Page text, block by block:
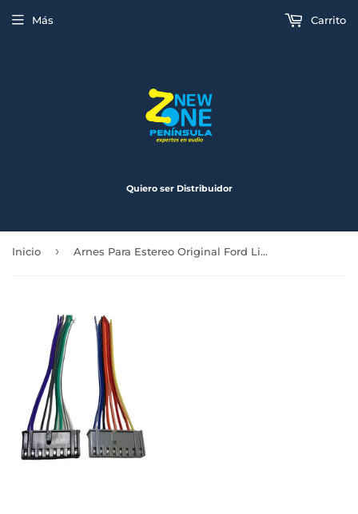
Quiero ser Distribuidor
Más Carrito
Inicio › Arnes Para Estereo Original Ford Lincoln Mercury 1986 en Adelante HN-11770